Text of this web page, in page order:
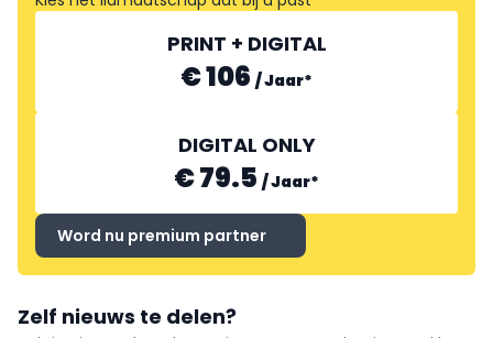
PRINT + DIGITAL
€ 106 /Jaar*
DIGITAL ONLY
€ 79.5 /Jaar*
Word nu premium partner
Zelf nieuws te delen?